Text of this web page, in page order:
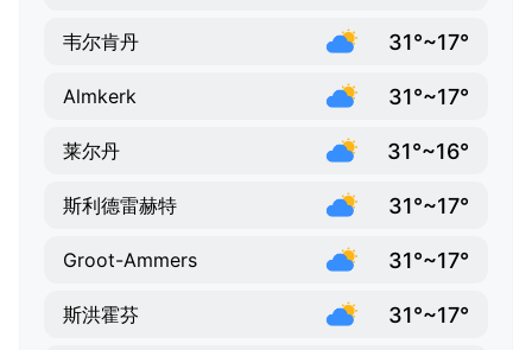
韦尔肯丹 31°~17°
Almkerk 31°~17°
莱尔丹 31°~16°
斯利德雷赫特 31°~17°
Groot-Ammers 31°~17°
斯洪霍芬 31°~17°